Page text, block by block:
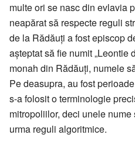
multe ori se nasc din evlavia
neapărat să respecte reguli
de la Rădăuți a fost episcop
așteptat să fie numit „Leontie
monah din Rădăuți, numele
Pe deasupra, au fost
s-a folosit o terminologie
mitropoliilor, deci unele
urma reguli algoritmice.